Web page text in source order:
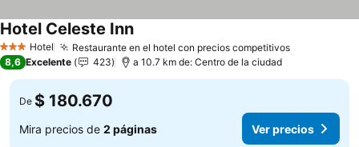
3 Estrellas
Hotel Restaurante en el hotel con precios competitivos
Hotel Celeste Inn
8,6 Excelente 423 a 10.7 km de: Centro de la ciudad
De $ 180.670
Mira precios de 2 páginas Ver precios